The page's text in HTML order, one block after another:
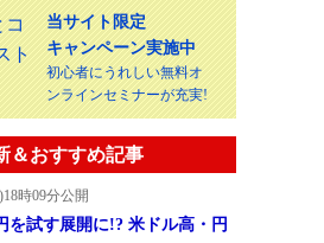
当サイト限定
キャンペーン実施中
初心者にうれしい無料オ
ンラインセミナーが充実!
＆おすすめ記事
時09分公開
を試す展開に!? 米ドル高・円